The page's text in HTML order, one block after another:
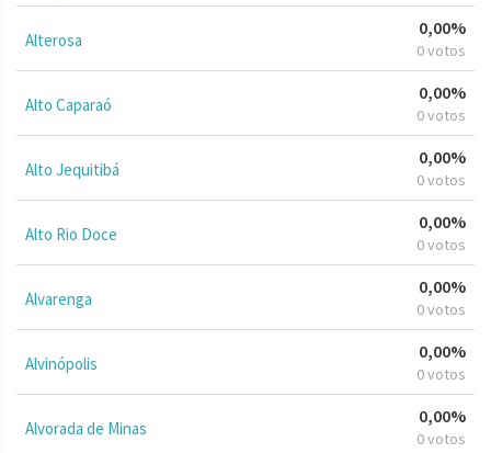
Alterosa
0,00%
0 votos
Alto Caparaó
0,00%
0 votos
Alto Jequitibá
0,00%
0 votos
Alto Rio Doce
0,00%
0 votos
Alvarenga
0,00%
0 votos
Alvinópolis
0,00%
0 votos
Alvorada de Minas
0,00%
0 votos